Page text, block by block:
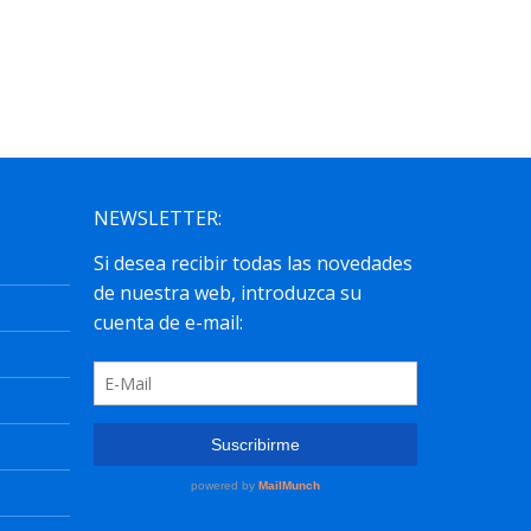
NEWSLETTER: